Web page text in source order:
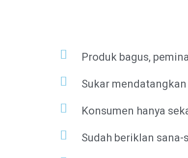
Produk bagus,
Sukar
Konsumen hanya
Sudah beriklan